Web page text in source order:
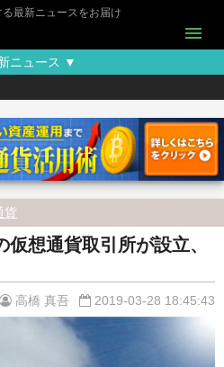
最新ニュースをお届け
menu
ニュース ▼
貨
想通貨取引所が設立、
高橋 真吾 2019-03-28 18:45:43